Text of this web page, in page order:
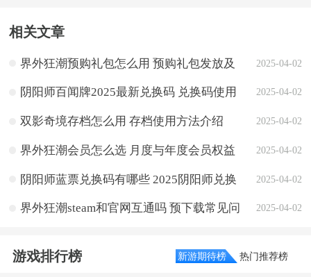
相关文章
界外狂潮预购礼包怎么用 预购礼包发放及
兑换说明
2025-04-02
阴阳师百闻牌2025最新兑换码 兑换码使用
方法介绍
2025-04-02
双影奇境存档怎么用 存档使用方法介绍 2025-04-02
界外狂潮会员怎么选 月度与年度会员权益
解析
2025-04-02
阴阳师蓝票兑换码有哪些 2025阴阳师兑换
码最新分享
2025-04-02
界外狂潮steam和官网互通吗 预下载常见问
2025-04-02
游戏排行榜 新游期待榜 热门推荐榜